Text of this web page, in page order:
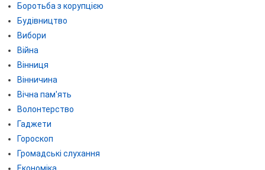
Боротьба з корупцією
Будівництво
Вибори
Війна
Вінниця
Вінничина
Вічна пам'ять
Волонтерство
Гаджети
Гороскоп
Громадські слухання
Економіка